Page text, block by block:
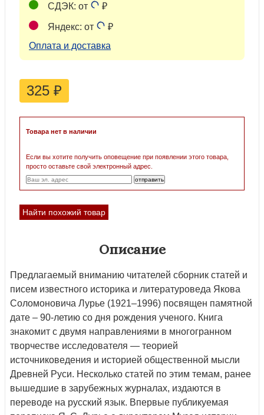
СДЭК: от ₽
Яндекс: от
₽
Оплата и доставка
325 ₽
Товара нет в наличии
Если вы хотите получить оповещение при появлении этого товара,
просто оставьте свой электронный адрес.
Найти похожий товар
Описание
Предлагаемый вниманию читателей сборник статей и
писем известного историка и литературоведа Якова
Соломоновича Лурье (1921–1996) посвящен памятной
дате – 90-летию со дня рождения ученого. Книга
знакомит с двумя направлениями в многогранном
творчестве исследователя — теорией
источниковедения и историей общественной мысли
Древней Руси. Несколько статей по этим темам, ранее
вышедшие в зарубежных журналах, издаются в
переводе на русский язык. Впервые публикуемая